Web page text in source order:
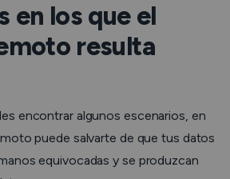
en los que el
resulta
encontrar algunos escenarios, en
puede salvarte de que tus datos
equivocadas y se produzcan